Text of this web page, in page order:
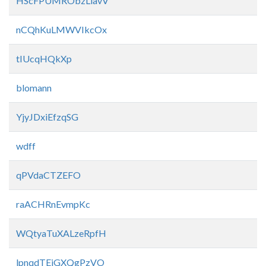
nCQhKuLMWVIkcOx
tIUcqHQkXp
blomann
YjyJDxiEfzqSG
wdff
qPVdaCTZEFO
raACHRnEvmpKc
WQtyaTuXALzeRpfH
lpnqdTEiGXQgPzVO